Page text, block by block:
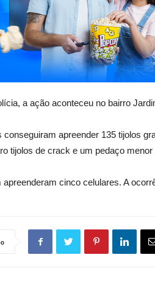
a ação aconteceu no bairro
conseguiram apreender 135 tijolos
tijolos de crack e um pedaço
cinco celulares. A